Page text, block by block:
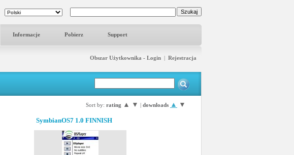
Informacje Pobierz Support
Obszar Użytkownika - Login | Rejestracja
Sort by: rating ▲ ▼ | downloads ▲ ▼
SymbianOS7 1.0 FINNISH